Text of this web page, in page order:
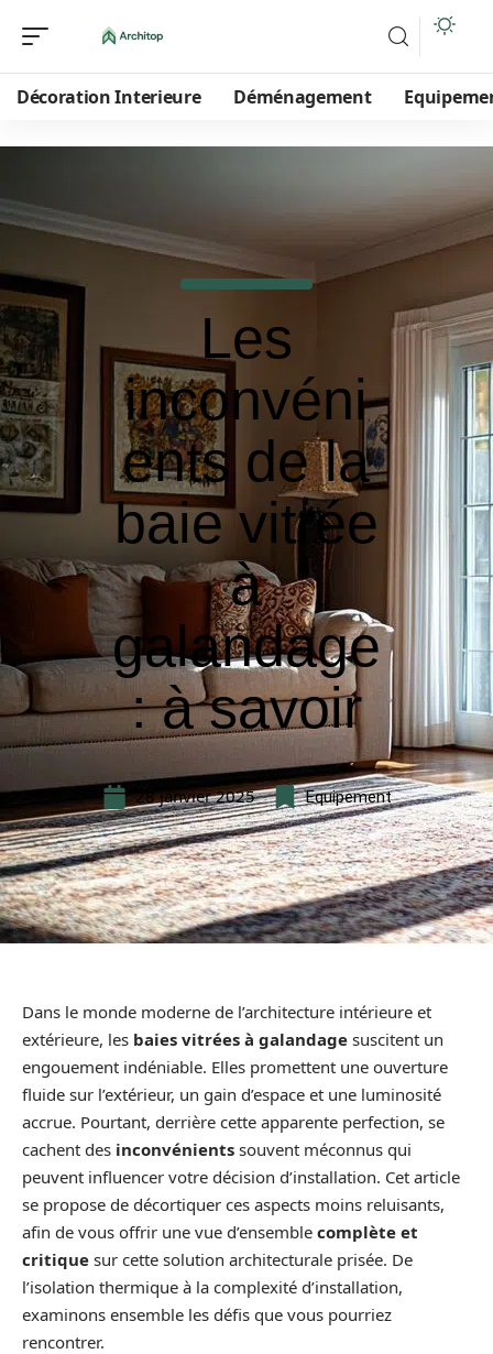
Décoration Interieure Déménagement
Les
inconvéni
ents de la
baie vitrée
à
galandage
: à savoir
28 janvier 2025 Equipement
Dans le monde moderne de l’architecture intérieure et
extérieure, les baies vitrées à galandage suscitent un
engouement indéniable. Elles promettent une ouverture
fluide sur l’extérieur, un gain d’espace et une luminosité
accrue. Pourtant, derrière cette apparente perfection, se
cachent des inconvénients souvent méconnus qui
peuvent influencer votre décision d’installation. Cet article
se propose de décortiquer ces aspects moins reluisants,
afin de vous offrir une vue d’ensemble complète et
critique sur cette solution architecturale prisée. De
l’isolation thermique à la complexité d’installation,
examinons ensemble les défis que vous pourriez
rencontrer.